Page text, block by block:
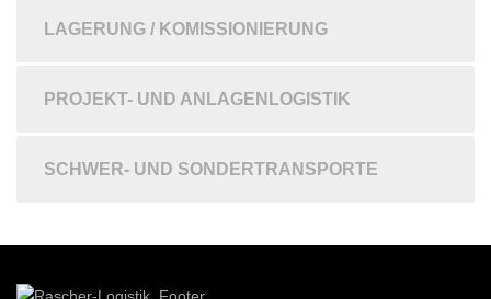
LAGERUNG / KOMISSIONIERUNG
PROJEKT- UND ANLAGENLOGISTIK
SCHWER- UND SONDERTRANSPORTE